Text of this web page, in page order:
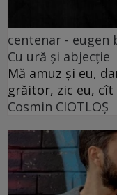
centenar - eugen
Cu ură și abjecție
Mă amuz și eu,
grăitor, zic eu, cît
Cosmin CIOTLOŞ